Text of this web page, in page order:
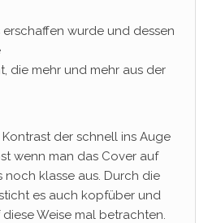
wurde und dessen
die mehr und mehr aus der
der schnell ins Auge
wenn man das Cover auf
noch klasse aus. Durch die
es auch kopfüber und
Weise mal betrachten.